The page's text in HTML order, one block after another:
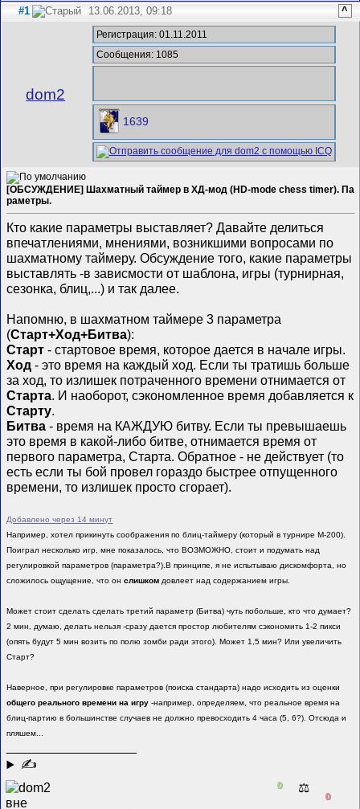
#1 13.06.2013, 09:18 ^
dom2
Регистрация: 01.11.2011
Сообщения: 1085
1639
[ОБСУЖДЕНИЕ] Шахматный таймер в ХД-мод (HD-mode chess timer). Па
раметры.
Кто какие параметры выставляет? Давайте делиться
впечатлениями, мнениями, возникшими вопросами по
шахматному таймеру. Обсуждение того, какие параметры
выставлять -в зависмости от шаблона, игры (турнирная,
сезонка, блиц,...) и так далее.
Напомню, в шахматном таймере 3 параметра
(Старт+Ход+Битва):
Старт - стартовое время, которое дается в начале игры.
Ход - это время на каждый ход. Если ты тратишь больше
за ход, то излишек потраченного времени отнимается от
Старта. И наоборот, сэкономленное время добавляется к
Старту.
Битва - время на КАЖДУЮ битву. Если ты превышаешь
это время в какой-либо битве, отнимается время от
первого параметра, Старта. Обратное - не действует (то
есть если ты бой провел гораздо быстрее отпущенного
времени, то излишек просто сгорает).
Добавлено через 14 минут
Например, хотел прикинуть соображения по блиц-таймеру (который в турнире М-200).
Поиграл несколько игр, мне показалось, что ВОЗМОЖНО, стоит и подумать над
регулировкой параметров (параметра?).В принципе, я не испытываю дискомфорта, но
сложилось ощущение, что онслишком довлеет над содержанием игры.
Может стоит сделать сделать третий параметр (Битва) чуть побольше, кто что думает?
2 мин, думаю, делать нельзя -сразу дается простор любителям сэкономить 1-2 пикси
(опять будут 5 мин возить по полю зомби ради этого). Может 1,5 мин? Или увеличить
Старт?
Наверное, при регулировке параметров (поиска стандарта) надо исходить из оценки
общего реального времени на игру -например, определяем, что реальное время на
блиц-партию в большинстве случаев не должно превосходить 4 часа (5, 6?). Отсюда и
пляшем...
✍
0 ⚖️
0